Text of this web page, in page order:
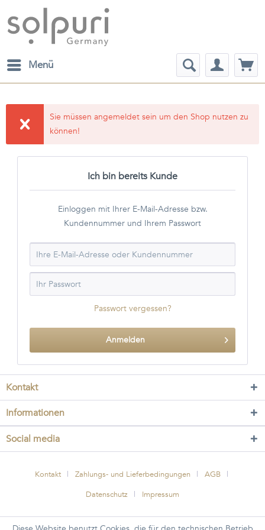
Menü
Sie müssen angemeldet sein um den Shop nutzen zu
können!
Ich bin bereits Kunde
Einloggen mit Ihrer E-Mail-Adresse bzw.
Kundennummer und Ihrem Passwort
Passwort vergessen?
Anmelden
Kontakt
Informationen
Social media
Kontakt Zahlungs- und Lieferbedingungen
AGB
Datenschutz
Impressum